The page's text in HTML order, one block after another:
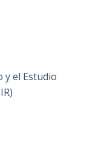
y el Estudio